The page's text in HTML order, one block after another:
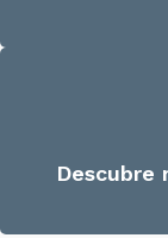
Descubre